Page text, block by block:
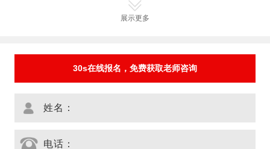
展示更多
30s在线报名，免费获取老师咨询
姓名：
电话：